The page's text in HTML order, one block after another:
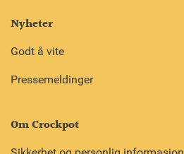
Nyheter
Godt å vite
Pressemeldinger
Om Crockpot